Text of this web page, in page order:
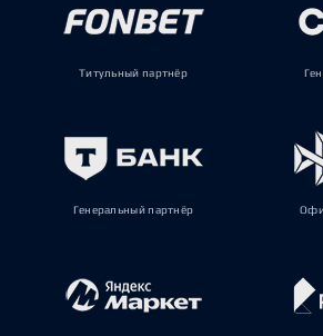
Титульный партнёр
Генеральный партнёр